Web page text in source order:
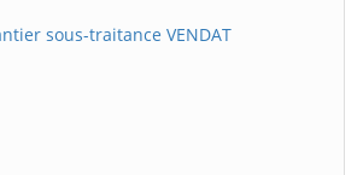
sous-traitance VENDAT